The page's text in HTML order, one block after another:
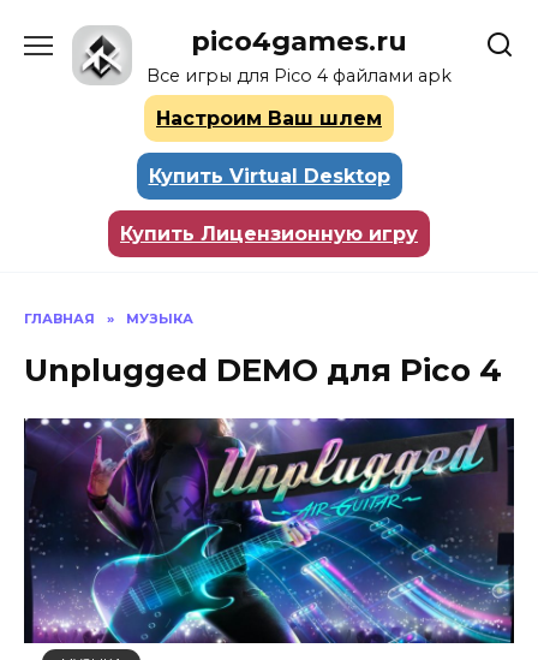
содержанию
pico4games.ru
Все игры для Pico 4 файлами apk
Настроим Ваш шлем
Купить Virtual Desktop
Купить Лицензионную игру
ГЛАВНАЯ » МУЗЫКА
Unplugged DEMO для Pico 4